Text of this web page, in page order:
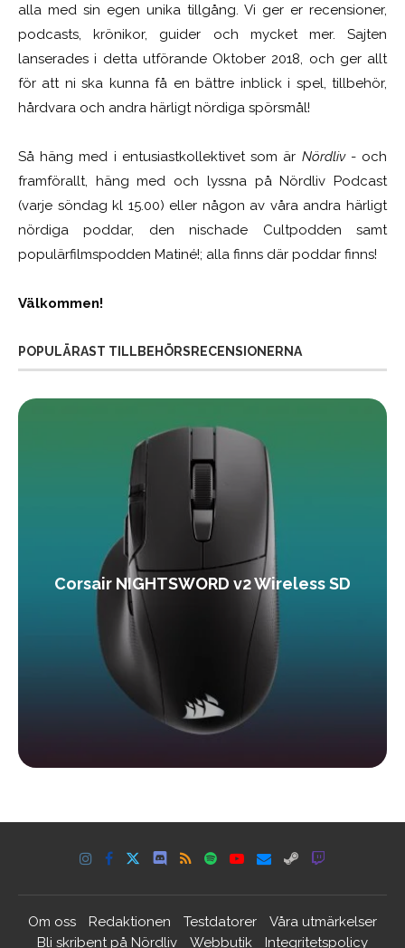
alla med sin egen unika tillgång. Vi ger er recensioner,
podcasts, krönikor, guider och mycket mer. Sajten
lanserades i detta utförande Oktober 2018, och ger allt
för att ni ska kunna få en bättre inblick i spel, tillbehör,
hårdvara och andra härligt nördiga spörsmål!
Så häng med i entusiastkollektivet som är Nördliv- och
framförallt, häng med och lyssna på Nördliv Podcast
(varje söndag kl 15.00) eller någon av våra andra härligt
nördiga poddar, den nischade Cultpodden samt
populärfilmspodden Matiné!; alla finns där poddar finns!
Välkommen!
POPULÄRAST TILLBEHÖRSRECENSIONERNA
Corsair NIGHTSWORD v2 Wireless SD
Om oss Redaktionen Testdatorer
Våra utmärkelser
Bli skribent på Nördliv
Webbutik Integritetspolicy